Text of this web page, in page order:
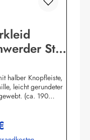
Stil
halber Knopfleiste,
leicht gerundeter
(ca. 190